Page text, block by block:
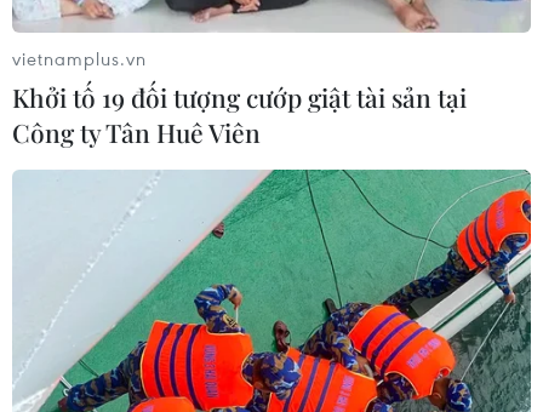
Sudan yêu cầu chấm dứt 'ngay lập tức'
hoạt động của Phái bộ Liên hợp quốc
17/11/2023 06:20
Theo quyền Bộ trưởng Ngoại giao Sudan, mục đích của
việc thành lập Phái bộ Liên hợp quốc tại Sudan là hỗ trợ
chính phủ chuyển tiếp của Sudan nhưng hiệu suất của
phái bộ là “đáng thất vọng."
vietnamplus.vn
Khởi tố 19 đối tượng cướp giật tài sản tại
Công ty Tân Huê Viên